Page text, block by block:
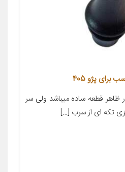
قطعه ساده میباشد ولی سر
تکه ای از سرب […]